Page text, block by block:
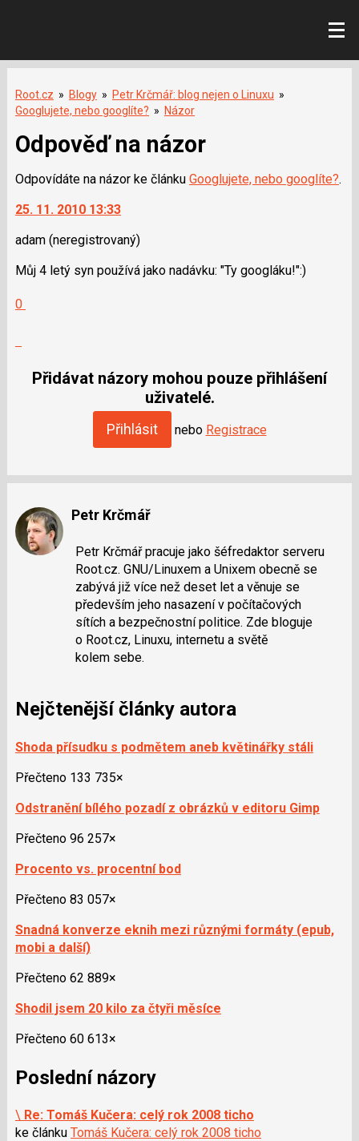
Root.cz » Blogy » Petr Krčmář: blog nejen o Linuxu »
Googlujete, nebo googlíte? » Názor
Odpověď na názor
Odpovídáte na názor ke článku Googlujete, nebo googlíte?.
25. 11. 2010 13:33
adam (neregistrovaný)
Můj 4 letý syn používá jako nadávku: "Ty googláku!":)
0
jako
Přidávat názory mohou pouze přihlášení
uživatelé.
Přihlásit nebo Registrace
Petr Krčmář
Petr Krčmář pracuje jako šéfredaktor serveru
Root.cz. GNU/Linuxem a Unixem obecně se
zabývá již více než deset let a věnuje se
především jeho nasazení v počítačových
sítích a bezpečnostní politice. Zde bloguje
o Root.cz, Linuxu, internetu a světě
kolem sebe.
Nejčtenější články autora
Shoda přísudku s podmětem aneb květinářky stáli
Přečteno 133 735×
Odstranění bílého pozadí z obrázků v editoru Gimp
Přečteno 96 257×
Procento vs. procentní bod
Přečteno 83 057×
Snadná konverze eknih mezi různými formáty (epub,
mobi a další)
Přečteno 62 889×
Shodil jsem 20 kilo za čtyři měsíce
Přečteno 60 613×
Poslední názory
\ Re: Tomáš Kučera: celý rok 2008 ticho
ke článku Tomáš Kučera: celý rok 2008 ticho